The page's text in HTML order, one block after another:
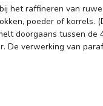
het raffineren van
poeder of
doorgaans tussen
verwerking van